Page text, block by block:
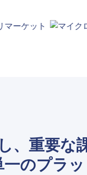
、重要な
のプラ